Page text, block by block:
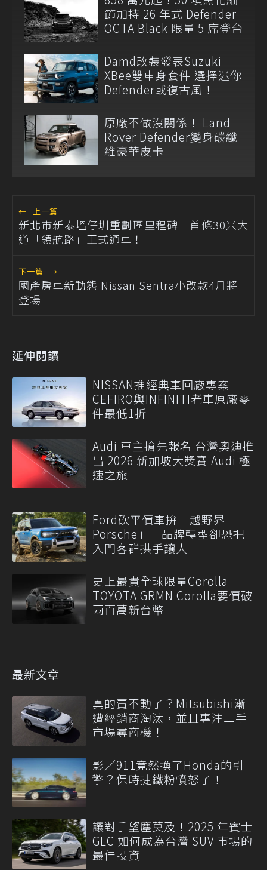
節加持 26 年式 Defender
OCTA Black 限量 5 席登台
Damd改裝發表Suzuki
XBee雙車身套件 選擇迷你
Defender或復古風！
原廠不做沒關係！ Land
Rover Defender變身碳纖
維豪華皮卡
← 上一篇
新北市新泰塭仔圳重劃區里程碑 首條30米大
道「領航路」正式通車！
下一篇 →
國產房車新動態 Nissan Sentra小改款4月將
登場
延伸閱讀
NISSAN推經典車回廠專案
CEFIRO與INFINITI老車原廠零
件最低1折
Audi 車主搶先報名 台灣奧迪推
出 2026 新加坡大獎賽 Audi 極
速之旅
Ford砍平價車拚「越野界
Porsche」 品牌轉型卻恐把
入門客群拱手讓人
史上最貴全球限量Corolla
TOYOTA GRMN Corolla要價破
兩百萬新台幣
最新文章
真的賣不動了？Mitsubishi漸
遭經銷商淘汰，並且專注二手
市場尋商機！
影／911竟然換了Honda的引
擎？保時捷鐵粉憤怒了！
讓對手望塵莫及！2025 年賓士
GLC 如何成為台灣 SUV 市場的
最佳投資